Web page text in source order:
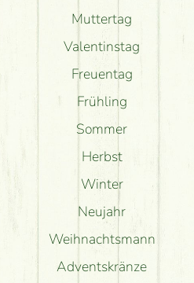
Muttertag
Valentinstag
Freuentag
Frühling
Sommer
Herbst
Winter
Neujahr
Weihnachtsmann
Adventskränze